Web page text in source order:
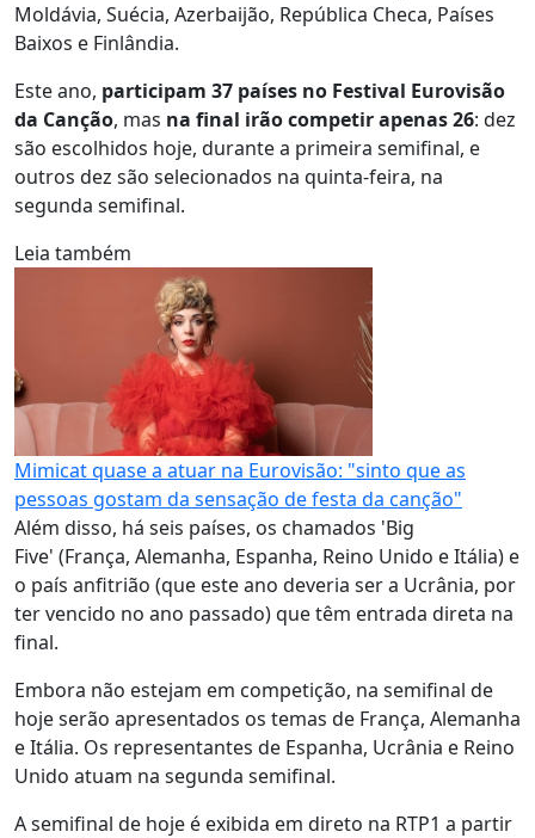
Moldávia, Suécia, Azerbaijão, República Checa, Países
Baixos e Finlândia.
Este ano, participam 37 países no Festival Eurovisão
da Canção, mas na final irão competir apenas 26: dez
são escolhidos hoje, durante a primeira semifinal, e
outros dez são selecionados na quinta-feira, na
segunda semifinal.
Leia também
Mimicat quase a atuar na Eurovisão: "sinto que as
pessoas gostam da sensação de festa da canção"
Além disso, há seis países, os chamados 'Big
Five' (França, Alemanha, Espanha, Reino Unido e Itália) e
o país anfitrião (que este ano deveria ser a Ucrânia, por
ter vencido no ano passado) que têm entrada direta na
final.
Embora não estejam em competição, na semifinal de
hoje serão apresentados os temas de França, Alemanha
e Itália. Os representantes de Espanha, Ucrânia e Reino
Unido atuam na segunda semifinal.
A semifinal de hoje é exibida em direto na RTP1 a partir